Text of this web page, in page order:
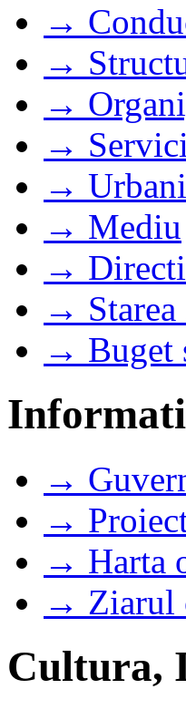
→
→
→
→
→
→ Mediu
→
→
→ Buget
→
→
→ Harta
→ Ziarul
Cultura,